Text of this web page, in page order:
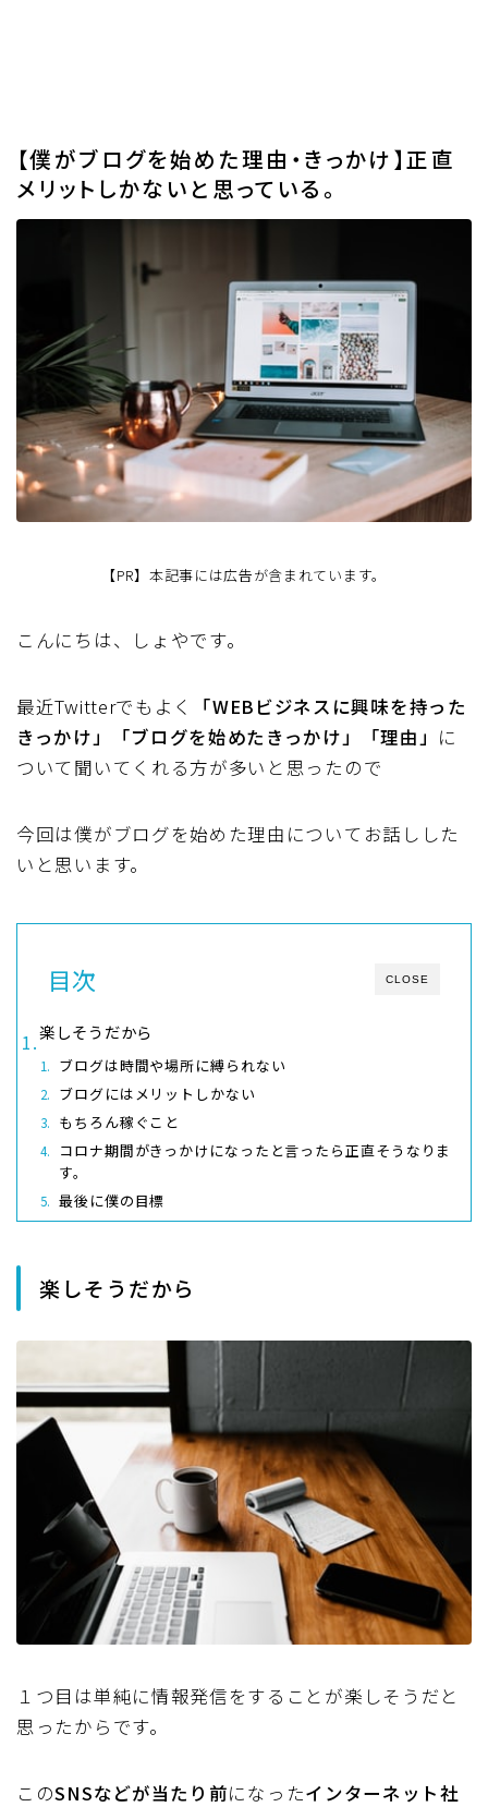
【僕がブログを始めた理由・きっかけ】正直
メリットしかないと思っている。
【PR】本記事には広告が含まれています。
こんにちは、しょやです。
最近Twitterでもよく
「WEBビジネスに興味を持った
きっかけ」「ブログを始めたきっかけ」「理由」 に
ついて聞いてくれる方が多いと思ったので
今回は僕がブログを始めた理由についてお話しした
いと思います。
CLOSE
目次
楽しそうだから
ブログは時間や場所に縛られない
ブログにはメリットしかない
もちろん稼ぐこと
コロナ期間がきっかけになったと言ったら正直そうなりま
す。
最後に僕の目標
楽しそうだから
１つ目は単純に情報発信をすることが楽しそうだと
思ったからです。
このSNSなどが当たり前になったインターネット社